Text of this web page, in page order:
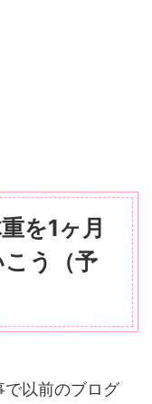
を1ヶ月
う（予
以前のブログ